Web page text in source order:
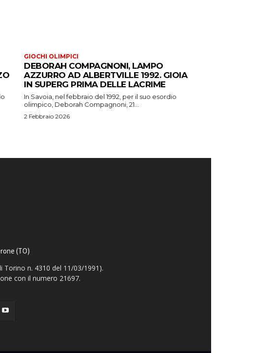
GIOCHI OLIMPICI
DEBORAH COMPAGNONI, LAMPO
AZZURRO AD ALBERTVILLE 1992. GIOIA
IN SUPERG PRIMA DELLE LACRIME
In Savoia, nel febbraio del 1992, per il suo esordio
olimpico, Deborah Compagnoni, 21...
2 Febbraio 2026
(TO)
Torino n. 4310 del 11/03/1991).
con il numero 21697.